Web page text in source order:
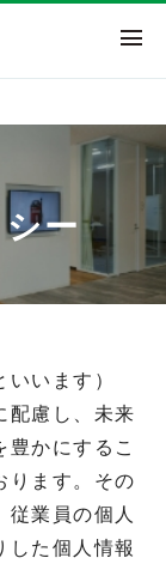
エムケー精工株式
ー
います）
配慮し、未来
かにするこ
ります。その
業員の個人
した個人情報